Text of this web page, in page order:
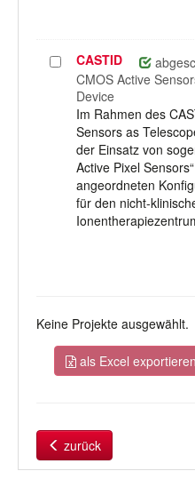
Projekt
auswählen
CASTID
CMOS Active
Device
Im Rahmen des
Sensors as
der Einsatz von
Active Pixel
angeordneten
für den nicht-
Keine Projekte ausgewählt.
als Excel exportieren
zurück